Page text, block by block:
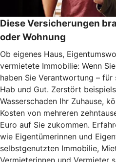
Diese Versicherungen
oder Wohnung
Ob eigenes Haus,
vermietete Immobilie: Wenn
haben Sie Verantwortung –
Hab und Gut. Zerstört
Wasserschaden Ihr Zuhause,
Kosten von mehreren
Euro auf Sie zukommen.
wie Eigentümerinnen und
selbstgenutzten Immobilie,
Vermieterinnen und Vermieter